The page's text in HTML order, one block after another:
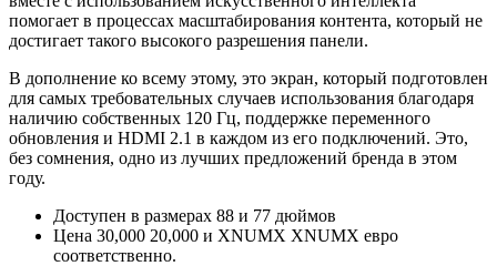
помогает в процессах масштабирования контента, который не
достигает такого высокого разрешения панели.
В дополнение ко всему этому, это экран, который подготовлен
для самых требовательных случаев использования благодаря
наличию собственных 120 Гц, поддержке переменного
обновления и HDMI 2.1 в каждом из его подключений. Это,
без сомнения, одно из лучших предложений бренда в этом
году.
Доступен в размерах 88 и 77 дюймов
Цена 30,000 20,000 и XNUMX XNUMX евро
соответственно.